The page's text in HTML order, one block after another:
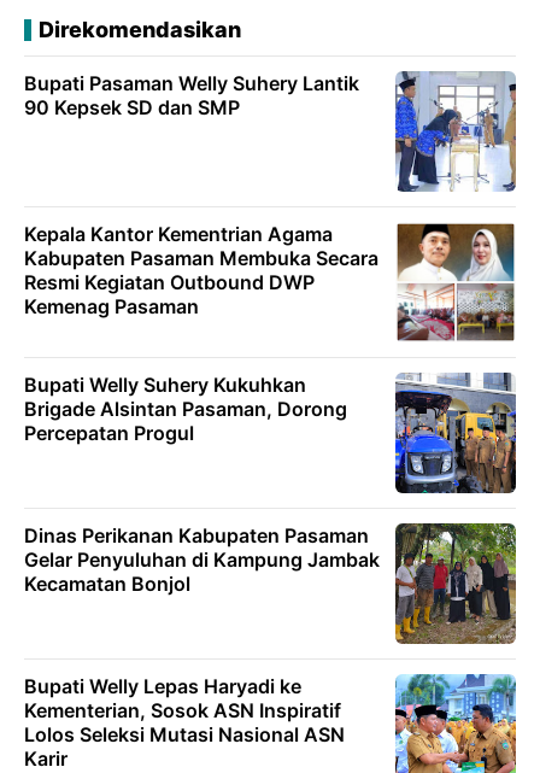
Direkomendasikan
Bupati Pasaman Welly Suhery Lantik
90 Kepsek SD dan SMP
Kepala Kantor Kementrian Agama
Kabupaten Pasaman Membuka Secara
Resmi Kegiatan Outbound DWP
Kemenag Pasaman
Bupati Welly Suhery Kukuhkan
Brigade Alsintan Pasaman, Dorong
Percepatan Progul
Dinas Perikanan Kabupaten Pasaman
Gelar Penyuluhan di Kampung Jambak
Kecamatan Bonjol
Bupati Welly Lepas Haryadi ke
Kementerian, Sosok ASN Inspiratif
Lolos Seleksi Mutasi Nasional ASN
Karir